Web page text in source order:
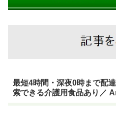
最短4時間・深夜0時まで配
索できる介護用食品あり／